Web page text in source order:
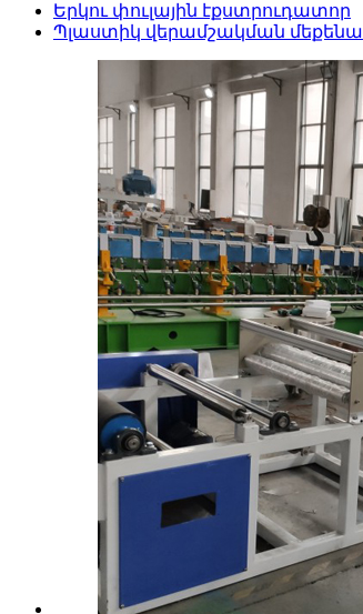
Երկու փուլային էքստրուդատոր
Պլաստիկ վերամշակման մեքենա